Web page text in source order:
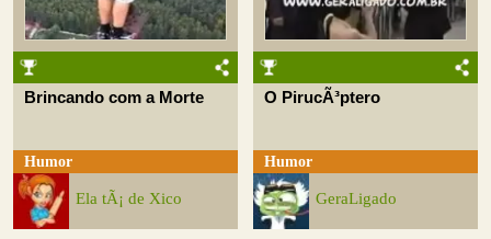
Brincando com a Morte
Humor
Ela tÃ¡ de Xico
O PirucÃ³ptero
Humor
GeraLigado